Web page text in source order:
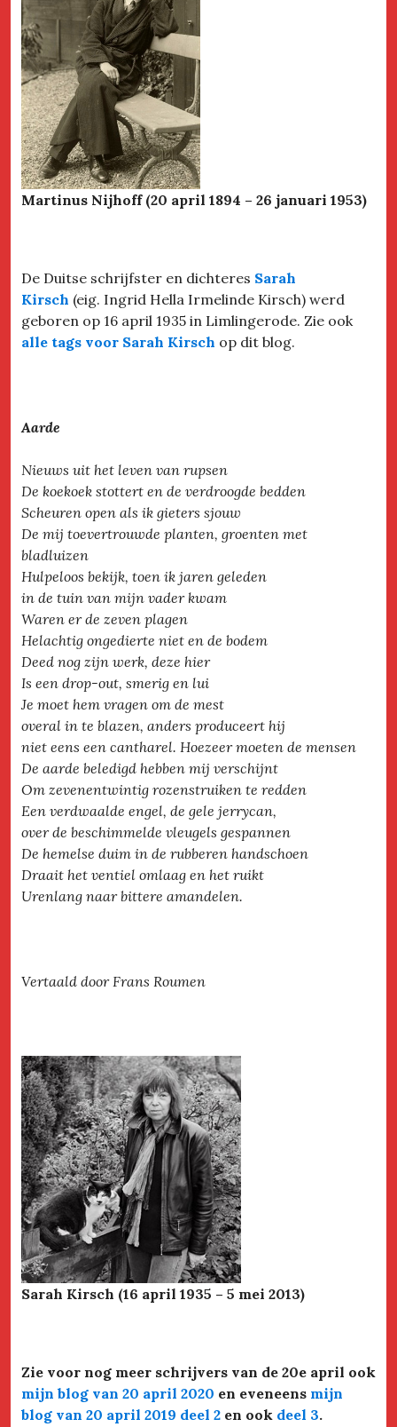
Martinus Nijhoff (20 april 1894 – 26 januari 1953)
De Duitse schrijfster en dichteres Sarah
Kirsch (eig. Ingrid Hella Irmelinde Kirsch) werd
geboren op 16 april 1935 in Limlingerode. Zie ook
alle tags voor Sarah Kirsch op dit blog.
Aarde
Nieuws uit het leven van rupsen
De koekoek stottert en de verdroogde bedden
Scheuren open als ik gieters sjouw
De mij toevertrouwde planten, groenten met
bladluizen
Hulpeloos bekijk, toen ik jaren geleden
in de tuin van mijn vader kwam
Waren er de zeven plagen
Helachtig ongedierte niet en de bodem
Deed nog zijn werk, deze hier
Is een drop-out, smerig en lui
Je moet hem vragen om de mest
overal in te blazen, anders produceert hij
niet eens een cantharel. Hoezeer moeten de mensen
De aarde beledigd hebben mij verschijnt
Om zevenentwintig rozenstruiken te redden
Een verdwaalde engel, de gele jerrycan,
over de beschimmelde vleugels gespannen
De hemelse duim in de rubberen handschoen
Draait het ventiel omlaag en het ruikt
Urenlang naar bittere amandelen.
Vertaald door Frans Roumen
Sarah Kirsch (16 april 1935 – 5 mei 2013)
Zie voor nog meer schrijvers van de 20e april ook
mijn blog van 20 april 2020 en eveneens mijn
blog van 20 april 2019 deel 2 en ook deel 3.